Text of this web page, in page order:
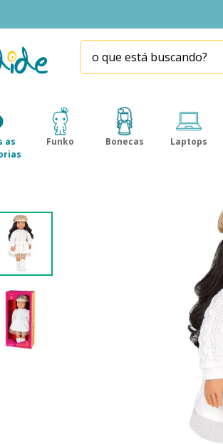
o que está buscando?
as
Funko Bonecas Laptops
fill the fridge
homem aranha
8º